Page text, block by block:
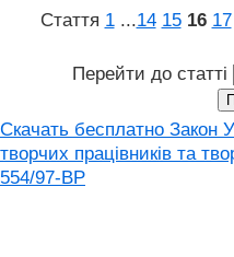
Стаття 1 ...14 15 16 17
Перейти до статті
Скачать бесплатно Закон
творчих працівників та
554/97-ВР